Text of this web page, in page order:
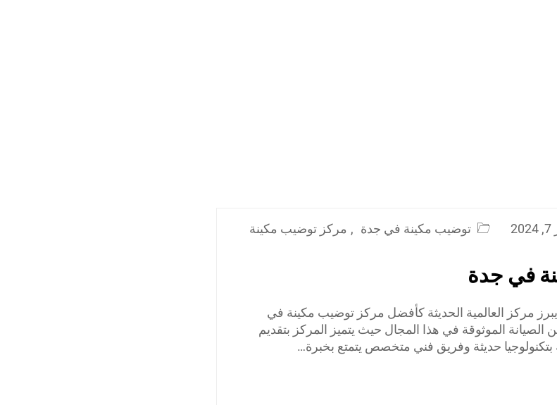
توضيب مكينة في جدة , مركز توضيب مكينة
في جدة
مركز العالمية الحديثة كأفضل مركز توضيب مكينة في
الصيانة الموثوقة في هذا المجال حيث يتميز المركز بتقديم
حديثة وفريق فني متخصص يتمتع بخبرة…